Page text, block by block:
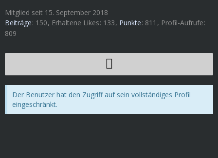
Mitglied seit 15. September 2018
Beiträge 150 Erhaltene Likes 133 Punkte 811
Profil-Aufrufe
809
Der Benutzer hat den Zugriff auf sein vollständiges Profil
eingeschränkt.